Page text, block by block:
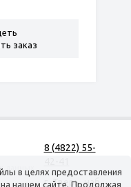
заказ
данных
8 (4822) 55-
г. Тверь, наб.
в целях предоставления
нашем сайте. Продолжая